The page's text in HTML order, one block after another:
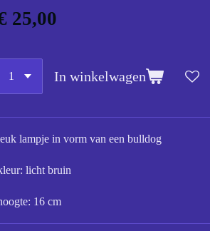
25,00
In winkelwagen
lampje in vorm van een bulldog
licht bruin
16 cm